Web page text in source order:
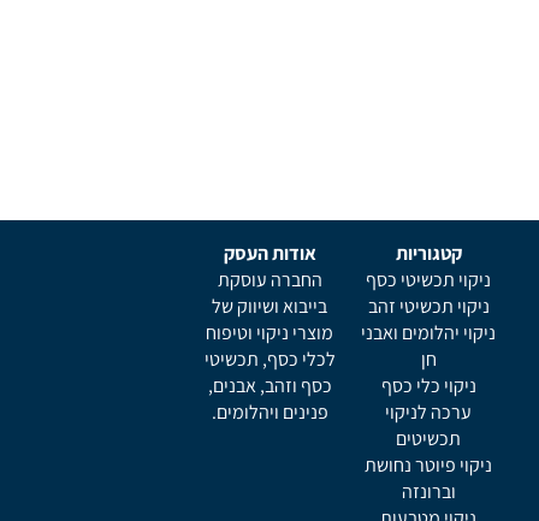
קטגוריות
ניקוי תכשיטי כסף
ניקוי תכשיטי זהב
ניקוי יהלומים ואבני
חן
ניקוי כלי כסף
ערכה לניקוי
תכשיטים
ניקוי פיוטר נחושת
וברונזה
אודות העסק
החברה עוסקת
בייבוא ושיווק של
מוצרי ניקוי וטיפוח
לכלי כסף, תכשיטי
כסף וזהב, אבנים,
פנינים ויהלומים.